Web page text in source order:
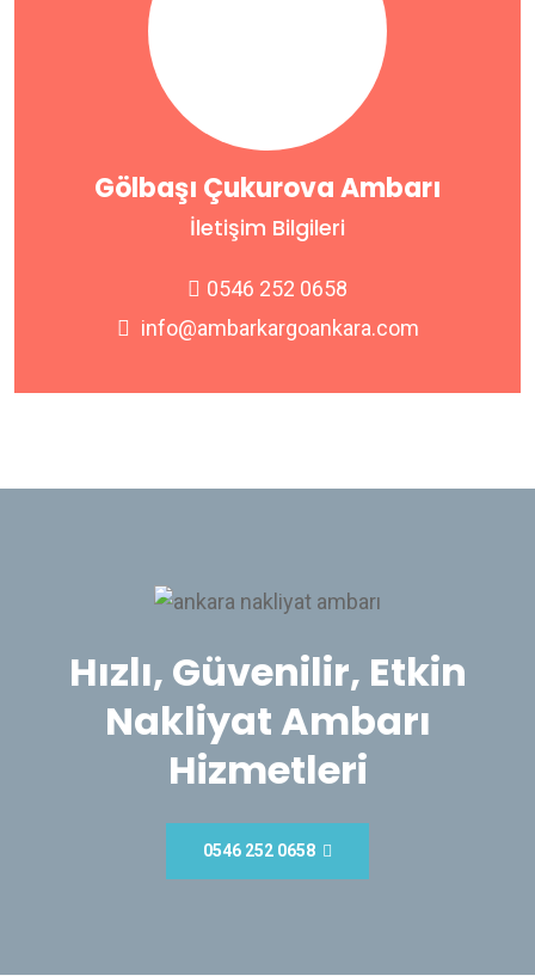
Gölbaşı Çukurova Ambarı
İletişim Bilgileri
0546 252 0658
info@ambarkargoankara.com
Hızlı, Güvenilir, Etkin
Nakliyat Ambarı
Hizmetleri
0546 252 0658